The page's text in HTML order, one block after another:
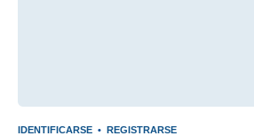
IDENTIFICARSE • REGISTRARSE